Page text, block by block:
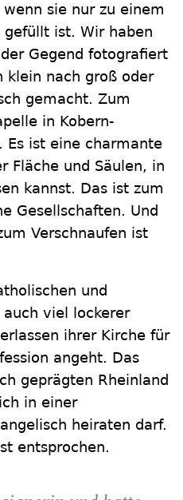
sie nur zu einem
ist. Wir haben
Gegend fotografiert
klein nach groß oder
gemacht. Zum
in Kobern-
Es ist eine charmante
Fläche und Säulen, in
kannst. Das ist zum
Gesellschaften. Und
Verschnaufen ist
und
viel lockerer
ihrer Kirche für
angeht. Das
geprägten Rheinland
in einer
heiraten darf.
entsprochen.